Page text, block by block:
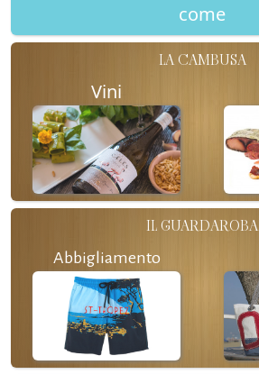
come
LA CAMBUSA
Vini
IL GUARDAROBA
Abbigliamento